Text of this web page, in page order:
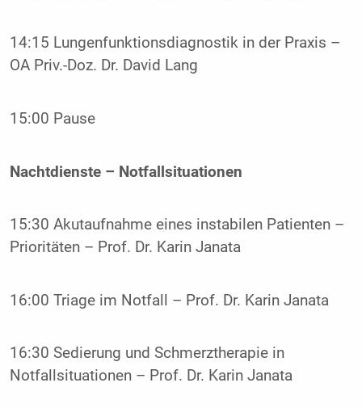
14:15 Lungenfunktionsdiagnostik in der Praxis –
OA Priv.-Doz. Dr. David Lang
15:00 Pause
Nachtdienste – Notfallsituationen
15:30 Akutaufnahme eines instabilen Patienten –
Prioritäten – Prof. Dr. Karin Janata
16:00 Triage im Notfall – Prof. Dr. Karin Janata
16:30 Sedierung und Schmerztherapie in
Notfallsituationen – Prof. Dr. Karin Janata